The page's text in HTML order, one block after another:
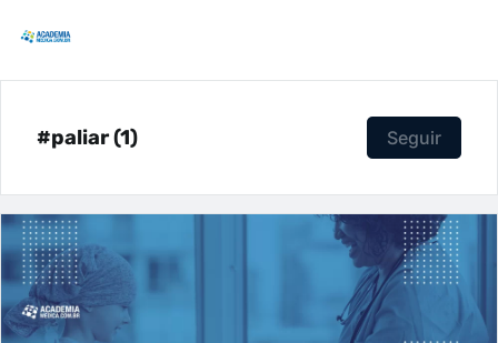
#paliar (1) Seguir